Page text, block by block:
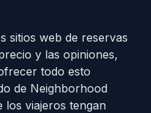
sitios web de reservas
y las opiniones,
todo esto
de Neighborhood
los viajeros tengan